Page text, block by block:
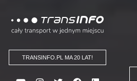
Logo
TRANSINFO.PL MA 20 LAT!